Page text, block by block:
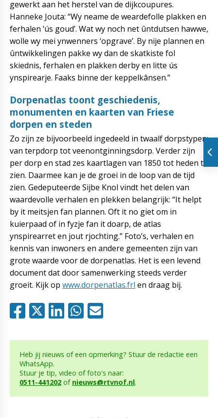
gewerkt aan het herstel van de dijkcoupures.
Hanneke Jouta: “Wy neame de weardefolle plakken en
ferhalen ‘ús goud’. Wat wy noch net ûntdutsen hawwe,
wolle wy mei ynwenners ‘opgrave’. By nije plannen en
ûntwikkelingen pakke wy dan de skatkiste fol
skiednis, ferhalen en plakken derby en litte ús
ynspirearje. Faaks binne der keppelkânsen.”
Dorpenatlas toont geschiedenis,
monumenten en kaarten van Friese
dorpen en steden
Zo zijn ze bijvoorbeeld ingedeeld in twaalf dorpstypen:
van terpdorp tot veenontginningsdorp. Verder zijn
per dorp en stad zes kaartlagen van 1850 tot heden te
zien. Daarmee kan je de groei in de loop van de tijd
zien. Gedeputeerde Sijbe Knol vindt het delen van
waardevolle verhalen en plekken belangrijk: “It helpt
by it meitsjen fan plannen. Oft it no giet om in
kuierpaad of in fyzje fan it doarp, de atlas
ynspirearret en jout rjochting.” Foto’s, verhalen en
kennis van inwoners en andere gemeenten zijn van
grote waarde voor de dorpenatlas. Het is een levend
document dat door samenwerking steeds verder
groeit. Kijk op www.dorpenatlas.frl en draag bij.
Heb jij nieuws of een opmerking? Stuur de redactie een
WhatsApp.
Stuur je tip, video of foto's naar:
0511-441202 of nieuws@rtvnof.nl.